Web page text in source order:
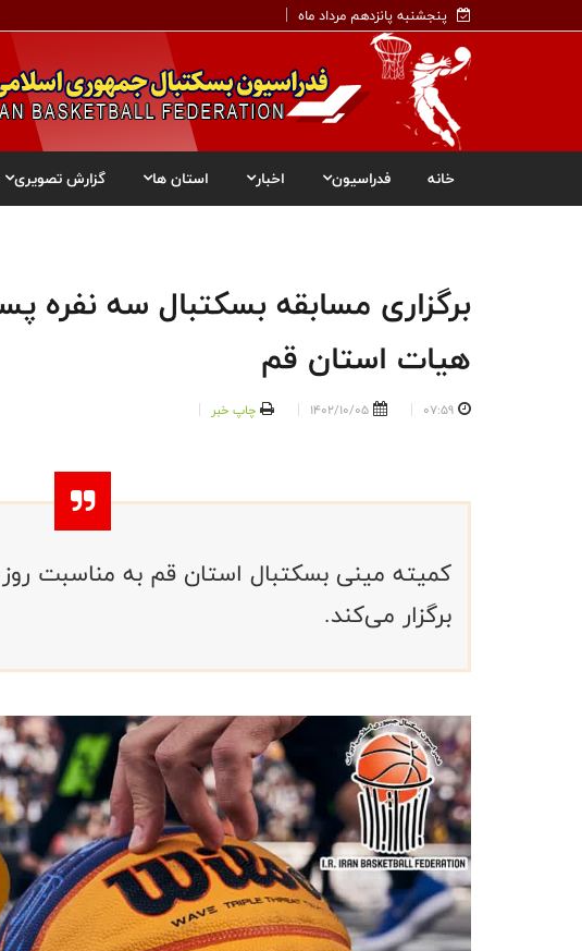
پنجشنبه پانزدهم مرداد ماه
خانه فدراسیون اخبار استان ها گزارش تصویری
برگزاری مسابقه بسکتبال سه نفره
هیات استان قم
07:59
1402/10/05 چاپ خبر
کمیته مینی بسکتبال استان قم به مناسبت
برگزار می‌کند.